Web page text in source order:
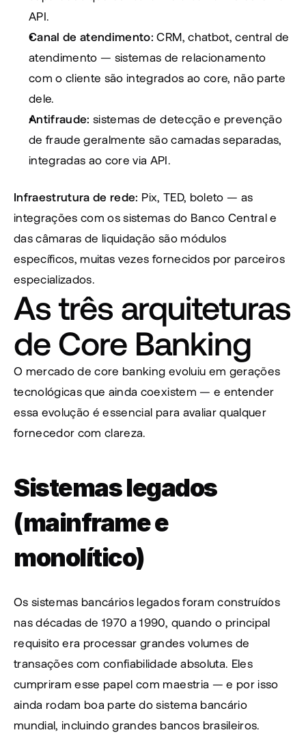
API.
Canal de atendimento: CRM, chatbot, central de
atendimento — sistemas de relacionamento
com o cliente são integrados ao core, não parte
dele.
Antifraude: sistemas de detecção e prevenção
de fraude geralmente são camadas separadas,
integradas ao core via API.
Infraestrutura de rede: Pix, TED, boleto — as
integrações com os sistemas do Banco Central e
das câmaras de liquidação são módulos
específicos, muitas vezes fornecidos por parceiros
especializados.
As três arquiteturas
de Core Banking
O mercado de core banking evoluiu em gerações
tecnológicas que ainda coexistem — e entender
essa evolução é essencial para avaliar qualquer
fornecedor com clareza.
Sistemas legados
(mainframe e
monolítico)
Os sistemas bancários legados foram construídos
nas décadas de 1970 a 1990, quando o principal
requisito era processar grandes volumes de
transações com confiabilidade absoluta. Eles
cumpriram esse papel com maestria — e por isso
ainda rodam boa parte do sistema bancário
mundial, incluindo grandes bancos brasileiros.